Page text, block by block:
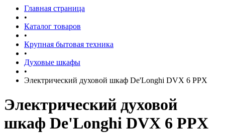
Главная страница
•
Каталог товаров
•
Крупная бытовая техника
•
Духовые шкафы
•
Электрический духовой шкаф De'Longhi DVX 6 PPX
Электрический духовой
шкаф De'Longhi DVX 6 PPX